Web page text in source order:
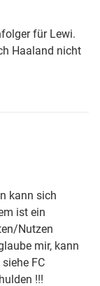
für Lewi.
Haaland nicht
kann sich
ist ein
Nutzen
mir, kann
FC
!!!